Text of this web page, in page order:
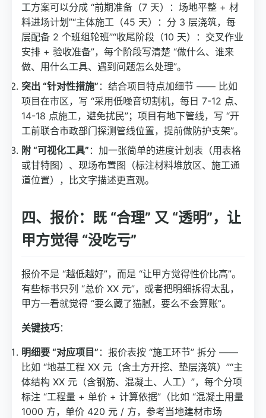
工方案可以分成 “前期准备（7 天）：场地平整 + 材
料进场计划”“主体施工（45 天）：分 3 层浇筑，每
层配备 2 个班组轮班”“收尾阶段（10 天）：交叉作业
安排 + 验收准备”，每个阶段写清楚 “做什么、谁来
做、用什么工具、遇到问题怎么处理”。
突出 “针对性措施” ：结合项目特点加细节 —— 比如
项目在市区，写 “采用低噪音切割机，每日 7-12 点、
14-18 点施工，避免扰民”；项目有地下管线，写 “开
工前联合市政部门探测管线位置，提前做防护支架”。
附 “可视化工具” ：加一张简单的进度计划表（用表格
或甘特图）、现场布置图（标注材料堆放区、施工通
道位置），比文字描述更直观。
四、报价：既 “合理” 又 “透明”，让
甲方觉得 “没吃亏”
报价不是 “越低越好”，而是 “让甲方觉得性价比高”。
有些标书只列 “总价 XX 元”，或者把明细拆得太乱，
甲方一看就觉得 “要么藏了猫腻，要么不会算账”。
关键技巧：
明细要 “对应项目” ：报价表按 “施工环节” 拆分 ——
比如 “地基工程 XX 元（含土方开挖、垫层浇筑）”“主
体结构 XX 元（含钢筋、混凝土、人工）”，每个分项
标注 “工程量 + 单价 + 计算依据”（比如 “混凝土用量
1000 方，单价 420 元 / 方，参考当地建材市场